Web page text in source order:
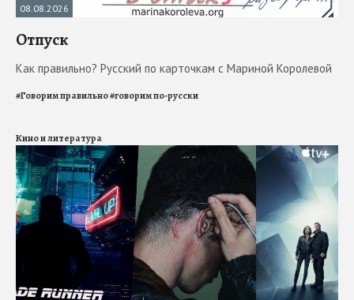
08.08.2026
Отпуск
Как правильно? Русский по карточкам с Мариной Королевой
#Говорим правильно#говорим по-русски
Кино и литература